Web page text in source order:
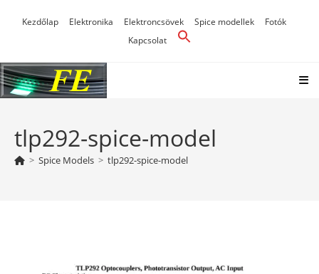
Kezdőlap Elektronika Elektroncsövek Spice modellek
Fotók
Kapcsolat
tlp292-spice-model
> Spice Models > tlp292-spice-model